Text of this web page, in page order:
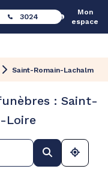
3024
Mon
espace
Saint-Romain-Lachalm
: Saint-
Loire